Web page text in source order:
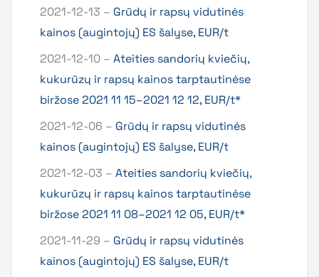
2021-12-13 – Grūdų ir rapsų vidutinės
kainos (augintojų) ES šalyse, EUR/t
2021-12-10 – Ateities sandorių kviečių,
kukurūzų ir rapsų kainos tarptautinėse
biržose 2021 11 15–2021 12 12, EUR/t*
2021-12-06 – Grūdų ir rapsų vidutinės
kainos (augintojų) ES šalyse, EUR/t
2021-12-03 – Ateities sandorių kviečių,
kukurūzų ir rapsų kainos tarptautinėse
biržose 2021 11 08–2021 12 05, EUR/t*
2021-11-29 – Grūdų ir rapsų vidutinės
kainos (augintojų) ES šalyse, EUR/t